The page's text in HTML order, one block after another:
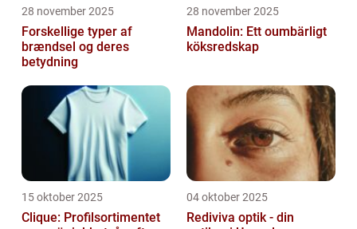
28 november 2025
Forskellige typer af
brændsel og deres
betydning
28 november 2025
Mandolin: Ett oumbärligt
köksredskap
15 oktober 2025
Clique: Profilsortimentet
04 oktober 2025
Rediviva optik - din